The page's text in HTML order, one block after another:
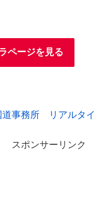
ページを見る
道事務所 リアルタ
スポンサーリンク